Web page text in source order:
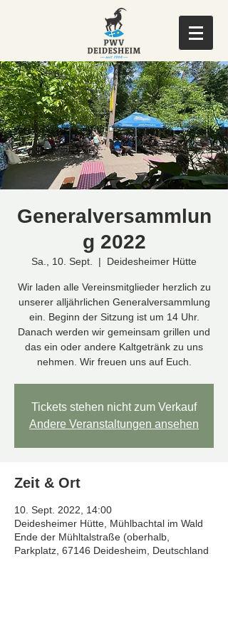
Generalversammlun
g 2022
Sa., 10. Sept.
  |
Deidesheimer Hütte
Wir laden alle Vereinsmitglieder herzlich zu
unserer alljährlichen Generalversammlung
ein. Beginn der Sitzung ist um 14 Uhr.
Danach werden wir gemeinsam grillen und
das ein oder andere Kaltgetränk zu uns
nehmen. Wir freuen uns auf Euch.
Tickets stehen nicht zum Verkauf
Andere Veranstaltungen ansehen
Zeit & Ort
10. Sept. 2022, 14:00
Deidesheimer Hütte, Mühlbachtal im Wald
Ende der Mühltalstraße (oberhalb,
Parkplatz, 67146 Deidesheim, Deutschland